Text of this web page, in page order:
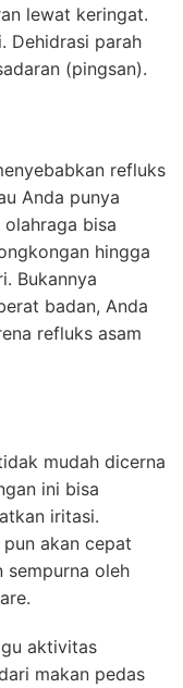
lewat keringat.
Dehidrasi parah
(pingsan).
refluks
Anda punya
bisa
hingga
Bukannya
badan, Anda
refluks asam
mudah dicerna
ini bisa
iritasi.
akan cepat
sempurna oleh
aktivitas
makan pedas